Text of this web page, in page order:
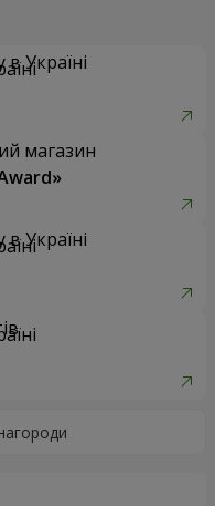
в Україні
магазин
в Україні